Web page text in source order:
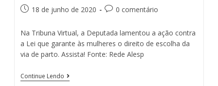
18 de junho de 2020 0 comentário
Na Tribuna Virtual, a Deputada lamentou a ação contra
a Lei que garante às mulheres o direito de escolha da
via de parto. Assista! Fonte: Rede Alesp
Continue Lendo